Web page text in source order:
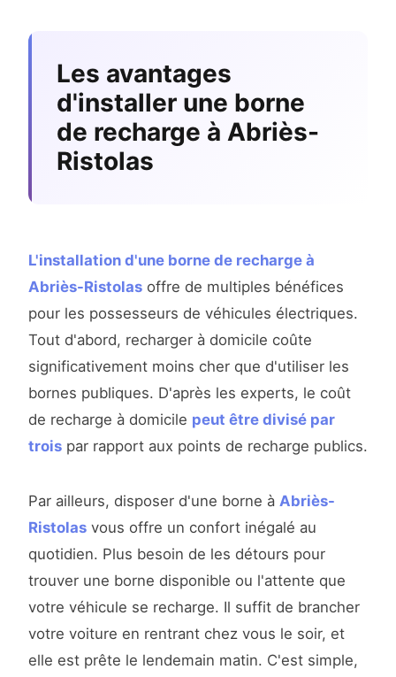
Les avantages
d'installer une borne
de recharge à Abriès-
Ristolas
L'installation d'une borne de recharge à
Abriès-Ristolas offre de multiples bénéfices
pour les possesseurs de véhicules électriques.
Tout d'abord, recharger à domicile coûte
significativement moins cher que d'utiliser les
bornes publiques. D'après les experts, le coût
de recharge à domicile peut être divisé par
trois par rapport aux points de recharge publics.
Par ailleurs, disposer d'une borne à Abriès-
Ristolas vous offre un confort inégalé au
quotidien. Plus besoin de les détours pour
trouver une borne disponible ou l'attente que
votre véhicule se recharge. Il suffit de brancher
votre voiture en rentrant chez vous le soir, et
elle est prête le lendemain matin. C'est simple,